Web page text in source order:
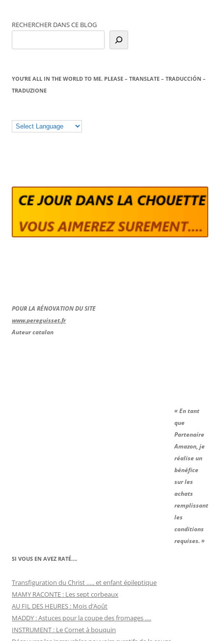
RECHERCHER DANS CE BLOG
YOU’RE ALL IN THE WORLD TO ME. PLEASE – TRANSLATE – TRADUCCIÓN –
TRADUZIONE
POUR LA RÉNOVATION DU SITE
www.pereguisset.fr
Auteur catalan
« En tant
que
Partenaire
Amazon, je
réalise un
bénéfice
sur les
achats
remplissant
les
conditions
requises. »
SI VOUS EN AVEZ RATÉ….
Transfiguration du Christ ….. et enfant épileptique
MAMY RACONTE : Les sept corbeaux
AU FIL DES HEURES : Mois d’Août
MADDY : Astuces pour la coupe des fromages ….
INSTRUMENT : Le Cornet à bouquin